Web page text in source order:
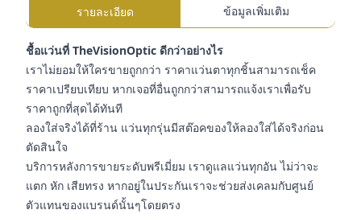
รายละเอียด ข้อมูลเพิ่มเติม
ชื้อแว่นที่ TheVisionOptic ดีกว่าอย่างไร
เราไม่ยอมให้ใครขายถูกกว่า ราคาแว่นตาทุกชิ้นสามารถเช็ค
ราคาเปรียบเทียบ หากเจอที่อื่นถูกกว่าสามารถแจ้งเราเพื่อรับ
ราคาถูกที่สุดได้ทันที
ลองใส่จริงได้ที่ร้าน แว่นทุกรุ่นมีสต๊อคของให้ลองใส่ได้จริงก่อน
ตัดสินใจ
บริการหลังการขายระดับพรีเมี่ยม เราดูแลแว่นทุกอัน ไม่ว่าจะ
แตก หัก เสียทรง หากอยู่ในประกันเราจะช่วยส่งเคลมกับศูนย์
ตัวแทนของแบรนด์นั้นๆโดยตรง